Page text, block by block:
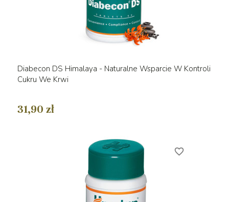
Diabecon DS Himalaya - Naturalne Wsparcie W Kontroli
Cukru We Krwi
31,90 zł
favorite_border